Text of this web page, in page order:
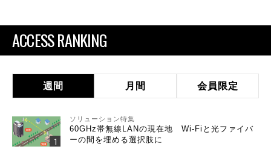
ACCESS RANKING
週間 月間 会員限定
ソリューション特集
60GHz帯無線LANの現在地 Wi-Fiと光ファイバ
ーの間を埋める選択肢に